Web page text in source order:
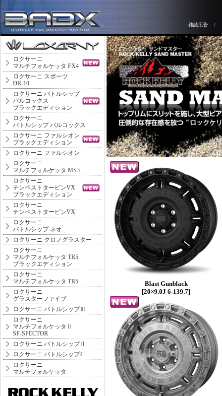
雑誌広告 /
ロクサーニ
マルチフォルケッタ FX4
ロクサーニ スポーツ
DR-10
ロクサーニ バトルシップ
バルコックス
ブラックエディション
ロクサーニ
バトルシップ バルコックス
ロクサーニ ファルシオン
ブラックエディション
ロクサーニ ファルシオン
ロクサーニ
マルチフォルケッタ MS3
ロクサーニ
テンペストタービンVX
ブラックエディション
ロクサーニ
テンペストタービンVX
ロクサーニ
バトルシップ ネオ
ロクサーニ クロノグラスター
ロクサーニ
マルチフォルケッタ TR5
ブラックエディション
ロクサーニ
マルチフォルケッタ TR5
ロクサーニ
グラスターファイブ
ロクサーニ バトルシップⅢ
ロクサーニ
マルチフォルケッタⅡ
SP-SPECTOR
ロクサーニ バトルシップⅡ
ロクサーニ バトルシップ4
ロクサーニ
マルチフォルケッタ
Blast Gunblack
[20×9.0J 6-139.7]